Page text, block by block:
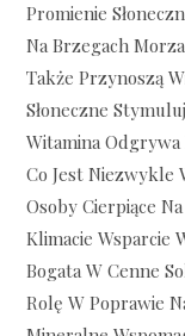
Promienie
Na Brzegach
Także Przynoszą
Słoneczne
Witamina Odgrywa
Co Jest Niezwykle
Osoby Cierpiące
Klimacie Wsparcie
Bogata W Cenne
Rolę W Poprawie